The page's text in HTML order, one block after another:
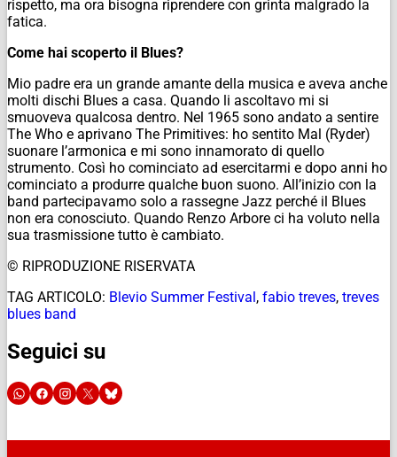
rispetto, ma ora bisogna riprendere con grinta malgrado la
fatica.
Come hai scoperto il Blues?
Mio padre era un grande amante della musica e aveva anche
molti dischi Blues a casa. Quando li ascoltavo mi si
smuoveva qualcosa dentro. Nel 1965 sono andato a sentire
The Who e aprivano The Primitives: ho sentito Mal (Ryder)
suonare l’armonica e mi sono innamorato di quello
strumento. Così ho cominciato ad esercitarmi e dopo anni ho
cominciato a produrre qualche buon suono. All’inizio con la
band partecipavamo solo a rassegne Jazz perché il Blues
non era conosciuto. Quando Renzo Arbore ci ha voluto nella
sua trasmissione tutto è cambiato.
© RIPRODUZIONE RISERVATA
TAG ARTICOLO: Blevio Summer Festival, fabio treves, treves
blues band
Seguici su